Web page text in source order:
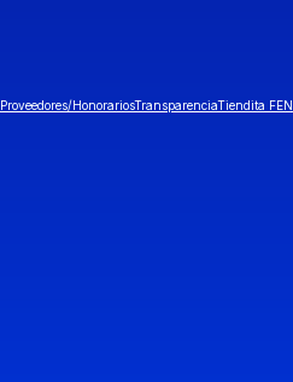
Proveedores/HonorariosTransparenciaTiendita FEN